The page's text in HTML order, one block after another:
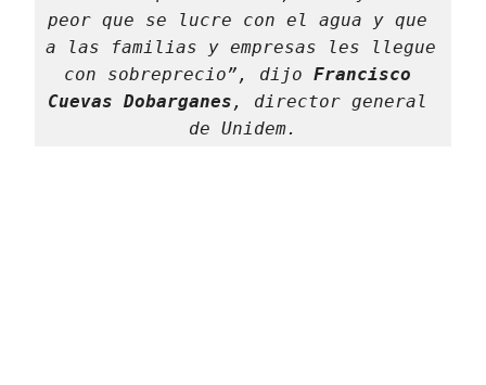
peor que se lucre con el agua y que
a las familias y empresas les llegue
con sobreprecio”, dijo Francisco
Cuevas Dobarganes , director general
de Unidem.